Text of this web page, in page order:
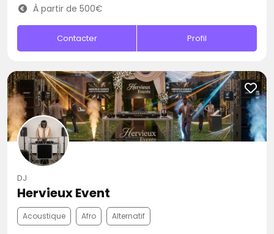
À partir de 500€
Contacter Profil
DJ
Hervieux Event
Acoustique Afro Alternatif